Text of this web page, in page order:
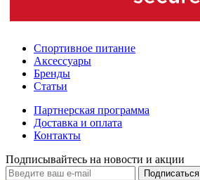
Спортивное питание
Аксессуары
Бренды
Статьи
Партнерская программа
Доставка и оплата
Контакты
Подписывайтесь на новости и акции
Подписаться